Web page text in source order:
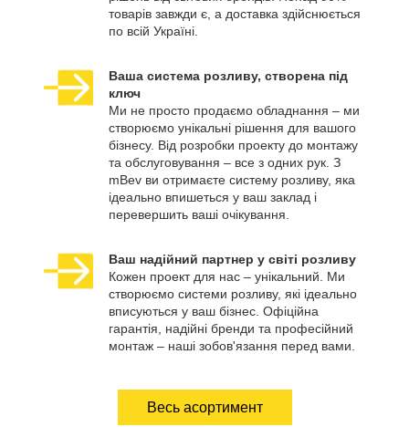
товарів завжди є, а доставка здійснюється
по всій Україні.
Ваша система розливу, створена під
ключ
Ми не просто продаємо обладнання – ми
створюємо унікальні рішення для вашого
бізнесу. Від розробки проекту до монтажу
та обслуговування – все з одних рук. З
mBev ви отримаєте систему розливу, яка
ідеально впишеться у ваш заклад і
перевершить ваші очікування.
Ваш надійний партнер у світі розливу
Кожен проект для нас – унікальний. Ми
створюємо системи розливу, які ідеально
вписуються у ваш бізнес. Офіційна
гарантія, надійні бренди та професійний
монтаж – наші зобов'язання перед вами.
Весь асортимент